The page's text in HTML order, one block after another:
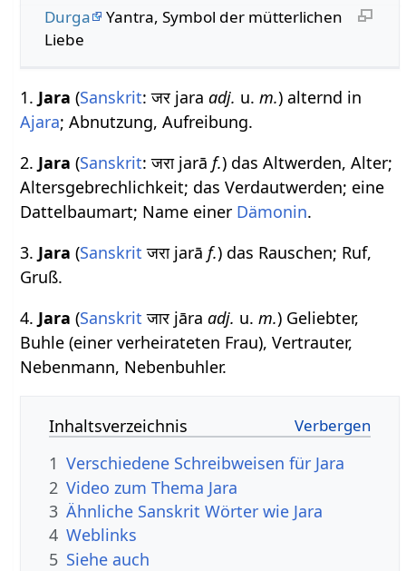
Durga
Yantra, Symbol der mütterlichen
Liebe
1. Jara (Sanskrit: जर jaraadj. u.m.) alternd in
Ajara; Abnutzung, Aufreibung.
2. Jara (Sanskrit: जरा jarāf.) das Altwerden, Alter;
Altersgebrechlichkeit; das Verdautwerden; eine
Dattelbaumart; Name einer Dämonin.
3. Jara (Sanskrit जरा jarāf.) das Rauschen; Ruf,
Gruß.
4. Jara (Sanskrit जार jāraadj. u.m.) Geliebter,
Buhle (einer verheirateten Frau), Vertrauter,
Nebenmann, Nebenbuhler.
Inhaltsverzeichnis
1 Verschiedene Schreibweisen für Jara
2 Video zum Thema Jara
3 Ähnliche Sanskrit Wörter wie Jara
4 Weblinks
5 Siehe auch